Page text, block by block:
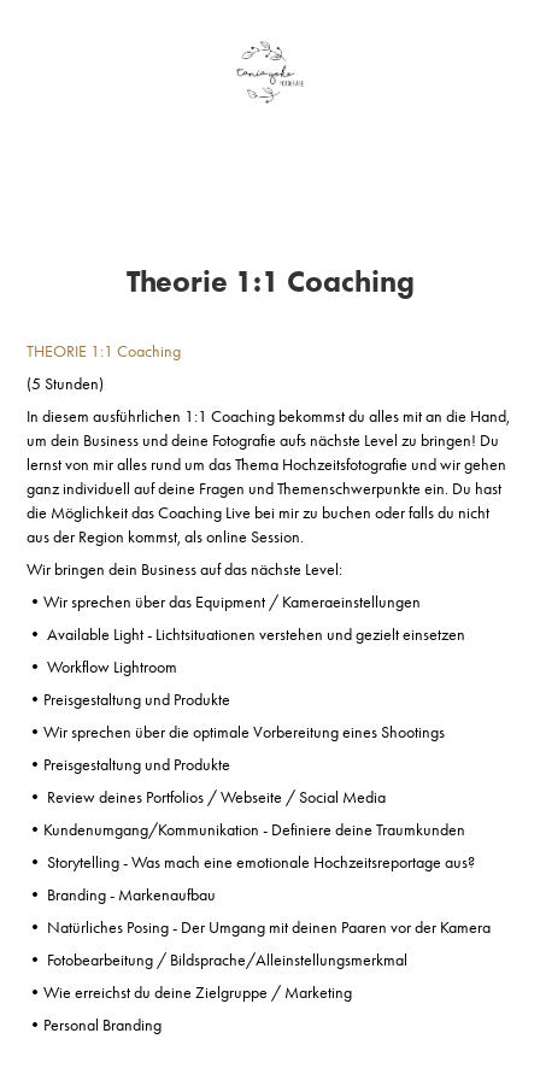
Theorie 1:1 Coaching
THEORIE 1:1 Coaching
(5 Stunden)
In diesem ausführlichen 1:1 Coaching bekommst du alles mit an die Hand,
um dein Business und deine Fotografie aufs nächste Level zu bringen! Du
lernst von mir alles rund um das Thema Hochzeitsfotografie und wir gehen
ganz individuell auf deine Fragen und Themenschwerpunkte ein. Du hast
die Möglichkeit das Coaching Live bei mir zu buchen oder falls du nicht
aus der Region kommst, als online Session.
Wir bringen dein Business auf das nächste Level:
•Wir sprechen über das Equipment / Kameraeinstellungen
• Available Light - Lichtsituationen verstehen und gezielt einsetzen
• Workflow Lightroom
• Preisgestaltung und Produkte
•Wir sprechen über die optimale Vorbereitung eines Shootings
• Preisgestaltung und Produkte
• Review deines Portfolios / Webseite / Social Media
• Kundenumgang/Kommunikation - Definiere deine Traumkunden
• Storytelling - Was mach eine emotionale Hochzeitsreportage aus?
• Branding - Markenaufbau
• Natürliches Posing - Der Umgang mit deinen Paaren vor der Kamera
• Fotobearbeitung / Bildsprache/Alleinstellungsmerkmal
•Wie erreichst du deine Zielgruppe / Marketing
• Personal Branding